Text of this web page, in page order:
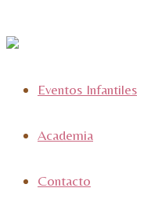
Eventos Infantiles
Academia
Contacto